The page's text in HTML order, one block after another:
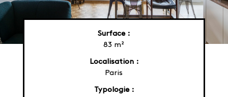
Surface :
83 m²
Localisation :
Paris
Typologie :